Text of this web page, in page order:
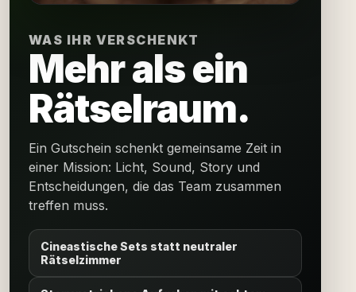
WAS IHR VERSCHENKT
Mehr als ein
Rätselraum.
Ein Gutschein schenkt gemeinsame Zeit in
einer Mission: Licht, Sound, Story und
Entscheidungen, die das Team zusammen
treffen muss.
Cineastische Sets statt neutraler
Rätselzimmer